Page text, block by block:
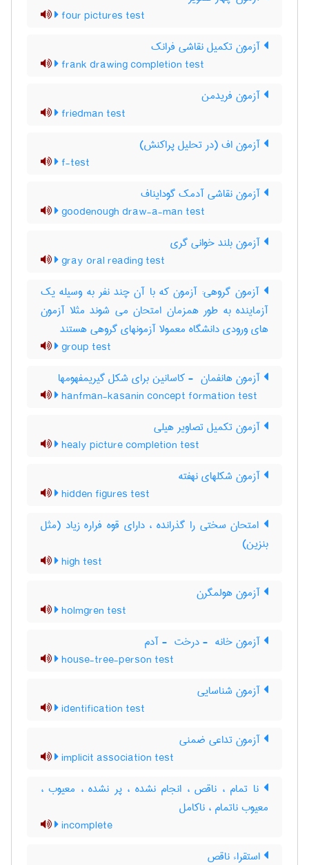
four pictures test
آزمون تکمیل نقاشی فرانک
frank drawing completion test
آزمون فریدمن
friedman test
آزمون اف (در تحلیل پراکنش)
f-test
آزمون نقاشی آدمک گودایناف
goodenough draw-a-man test
آزمون بلند خوانی گری
gray oral reading test
آزمون گروهی: آزمون که با آن چند نفر به وسیله یک
آزماینده به طور همزمان امتحان می شوند مثلا آزمون
های ورودی دانشگاه معمولا آزمونهای گروهی هستند
group test
آزمون هانفمان ‎ - کاسانین برای شکل گیریمفهومها
hanfman-kasanin concept formation test
آزمون تکمیل تصاویر هیلی
healy picture completion test
آزمون شکلهای نهفته
hidden figures test
امتحان سختی را گذرانده ، دارای قوه فراره زیاد (مثل
بنزین)
high test
آزمون هولمگرن
holmgren test
آزمون خانه ‎ - درخت ‎ - آدم
house-tree-person test
آزمون شناسایی
identification test
آزمون تداعی ضمنی
implicit association test
نا تمام ، ناقص ، انجام نشده ، پر نشده ، معیوب ،
معیوب ناتمام ، ناکامل
incomplete
استقراء ناقص